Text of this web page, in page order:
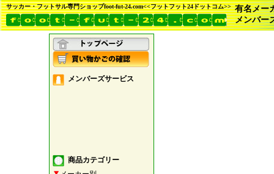
有名メー
メンバー
サッカー・フットサル専門ショップfoot-fut-24.com<<フットフット24ドットコム>>
メンバーズサービス
商品カテゴリー